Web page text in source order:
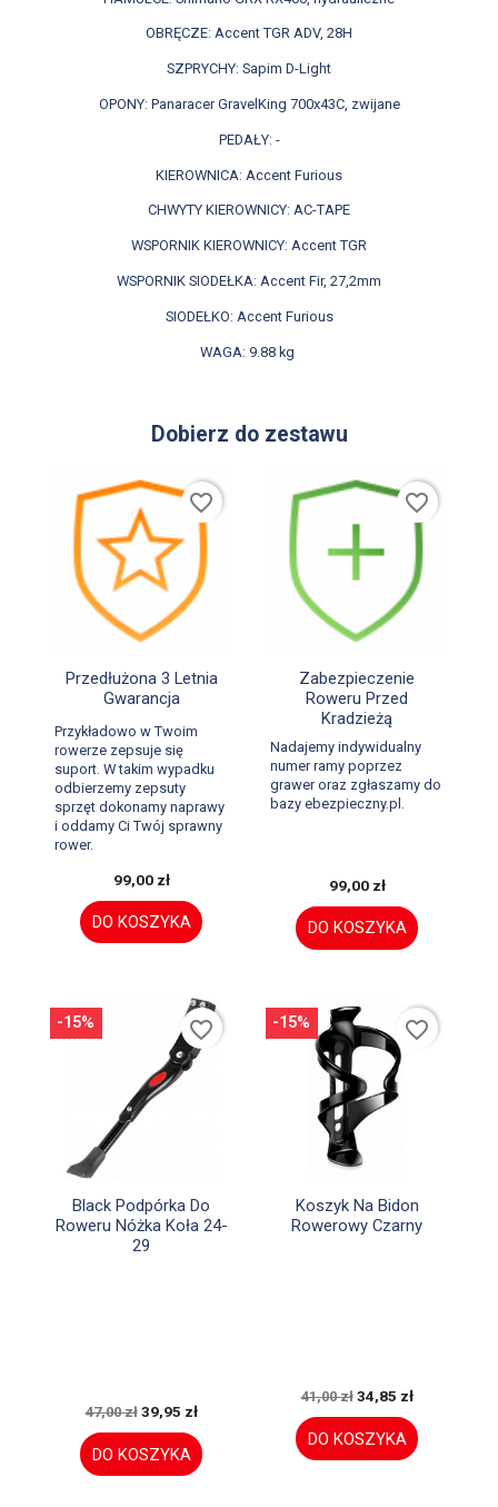
OBRĘCZE: Accent TGR ADV, 28H
SZPRYCHY: Sapim D-Light
OPONY: Panaracer GravelKing 700x43C, zwijane
PEDAŁY: -
KIEROWNICA: Accent Furious
CHWYTY KIEROWNICY: AC-TAPE
WSPORNIK KIEROWNICY: Accent TGR
WSPORNIK SIODEŁKA: Accent Fir, 27,2mm
SIODEŁKO: Accent Furious
WAGA: 9.88 kg
Dobierz do zestawu
Szybki podgląd
Przedłużona 3 Letnia
Gwarancja
Przykładowo w Twoim
rowerze zepsuje się
suport. W takim wypadku
odbierzemy zepsuty
sprzęt dokonamy naprawy
i oddamy Ci Twój sprawny
rower.
99,00 zł
DO KOSZYKA
favorite_border
Szybki podgląd
Zabezpieczenie
Roweru Przed
Kradzieżą
Nadajemy indywidualny
numer ramy poprzez
grawer oraz zgłaszamy do
bazy ebezpieczny.pl.
99,00 zł
DO KOSZYKA
favorite_border
Szybki podgląd
Black Podpórka Do
Roweru Nóżka Koła 24-
29
47,00 zł 39,95 zł
DO KOSZYKA
-15% favorite_border
Szybki podgląd
Koszyk Na Bidon
Rowerowy Czarny
41,00 zł 34,85 zł
DO KOSZYKA
-15% favorite_border